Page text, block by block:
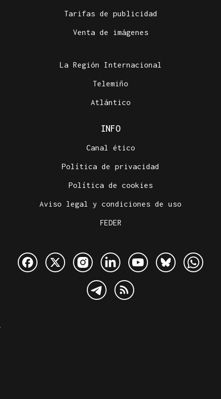
Tarifas de publicidad
Venta de imágenes
La Región Internacional
Telemiño
Atlántico
INFO
Canal ético
Política de privacidad
Política de cookies
Aviso legal y condiciones de uso
FEDER